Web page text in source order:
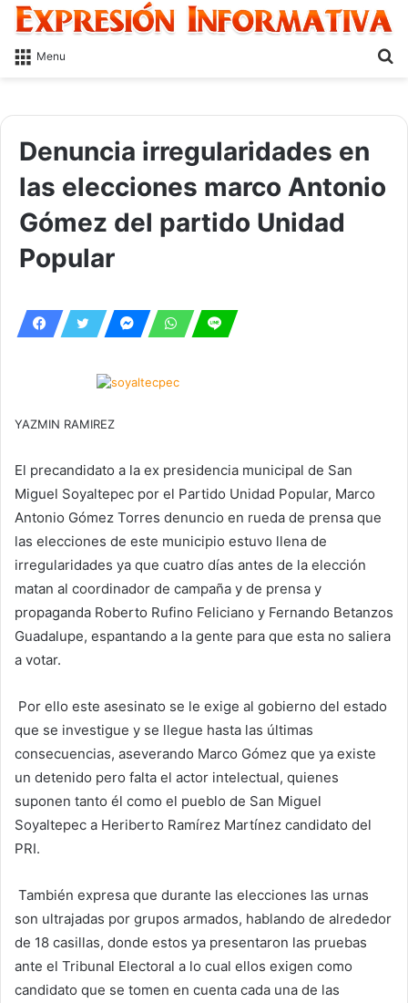
Menu
Denuncia irregularidades en
las elecciones marco Antonio
Gómez del partido Unidad
Popular
YAZMIN RAMIREZ
El precandidato a la ex presidencia municipal de San
Miguel Soyaltepec por el Partido Unidad Popular, Marco
Antonio Gómez Torres denuncio en rueda de prensa que
las elecciones de este municipio estuvo llena de
irregularidades ya que cuatro días antes de la elección
matan al coordinador de campaña y de prensa y
propaganda Roberto Rufino Feliciano y Fernando Betanzos
Guadalupe, espantando a la gente para que esta no saliera
a votar.
Por ello este asesinato se le exige al gobierno del estado
que se investigue y se llegue hasta las últimas
consecuencias, aseverando Marco Gómez que ya existe
un detenido pero falta el actor intelectual, quienes
suponen tanto él como el pueblo de San Miguel
Soyaltepec a Heriberto Ramírez Martínez candidato del
PRI.
También expresa que durante las elecciones las urnas
son ultrajadas por grupos armados, hablando de alrededor
de 18 casillas, donde estos ya presentaron las pruebas
ante el Tribunal Electoral a lo cual ellos exigen como
candidato que se tomen en cuenta cada una de las